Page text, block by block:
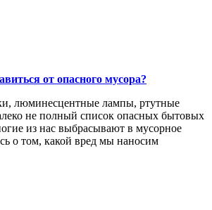
от опасного мусора?
люминесцентные лампы, ртутные
не полный список опасных бытовых
из нас выбрасывают в мусорное
о том, какой вред мы наносим